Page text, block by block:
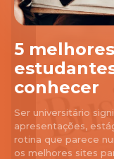
5
conhecer
Ser universitário
apresentações,
rotina que parece
os melhores sites